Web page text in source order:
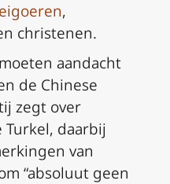
,
christenen.
aandacht
de Chinese
zegt over
daarbij
van
“absoluut geen